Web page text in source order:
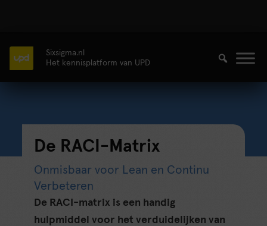
Sixsigma.nl
Het kennisplatform van UPD
De RACI-Matrix
Onmisbaar voor Lean en Continu
Verbeteren
De RACI-matrix is een handig
hulpmiddel voor het verduidelijken van